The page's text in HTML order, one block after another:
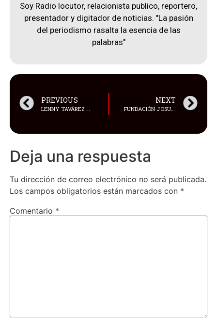
Soy Radio locutor, relacionista publico, reportero,
presentador y digitador de noticias. "La pasión
del periodismo rasalta la esencia de las
palabras"
PREVIOUS
LENNY TAVÁREZ ROMPE ESQUEMAS Y REDEFINE SU SONIDO CON “PA’ LO BONITO”, UNA EXPLOSIÓN TROPICAL
NEXT
FUNDACIÓN JOSUÉ EN GUAYAQUIL
Deja una respuesta
Tu dirección de correo electrónico no será publicada.
Los campos obligatorios están marcados con *
Comentario *